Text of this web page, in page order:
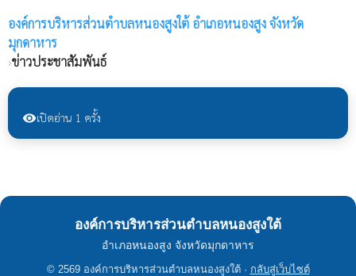
องค์การบริหารส่วนตำบลหนองสูงใต้ อำเภอหนองสูง จังหวัด
มุกดาหาร
›ข่าวประชาสัมพันธ์
visibilityเปิดอ่าน 1 ครั้ง
องค์การบริหารส่วนตำบลหนองสูงใต้
อำเภอหนองสูง จังหวัดมุกดาหาร
© 2569 องค์การบริหารส่วนตำบลหนองสูงใต้ · กลับสู่เว็บไซต์